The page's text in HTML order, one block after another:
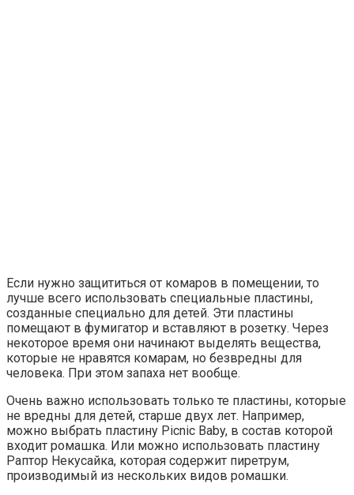
Если нужно защититься от комаров в помещении, то
лучше всего использовать специальные пластины,
созданные специально для детей. Эти пластины
помещают в фумигатор и вставляют в розетку. Через
некоторое время они начинают выделять вещества,
которые не нравятся комарам, но безвредны для
человека. При этом запаха нет вообще.
Очень важно использовать только те пластины, которые
не вредны для детей, старше двух лет. Например,
можно выбрать пластину Picnic Baby, в состав которой
входит ромашка. Или можно использовать пластину
Раптор Некусайка, которая содержит пиретрум,
производимый из нескольких видов ромашки.